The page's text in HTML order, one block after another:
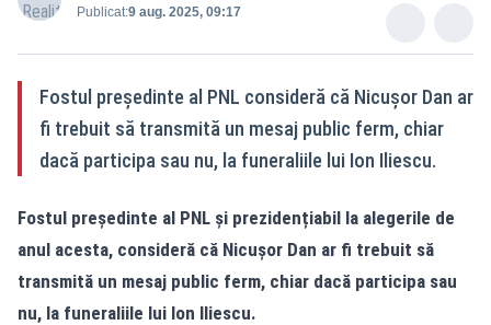
Publicat:9 aug. 2025, 09:17
Fostul președinte al PNL consideră că Nicușor Dan ar
fi trebuit să transmită un mesaj public ferm, chiar
dacă participa sau nu, la funeraliile lui Ion Iliescu.
Fostul președinte al PNL și prezidențiabil la alegerile de
anul acesta, consideră că Nicușor Dan ar fi trebuit să
transmită un mesaj public ferm, chiar dacă participa sau
nu, la funeraliile lui Ion Iliescu.